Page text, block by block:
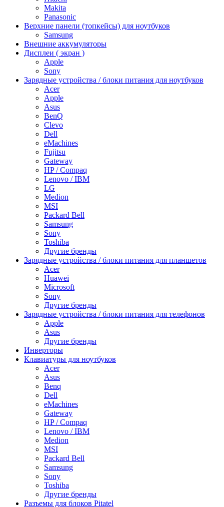
Makita
Panasonic
Верхние панели (топкейсы) для ноутбуков
Samsung
Внешние аккумуляторы
Дисплеи ( экран )
Apple
Sony
Зарядные устройства / блоки питания для ноутбуков
Acer
Apple
Asus
BenQ
Clevo
Dell
eMachines
Fujitsu
Gateway
HP / Compaq
Lenovo / IBM
LG
Medion
MSI
Packard Bell
Samsung
Sony
Toshiba
Другие бренды
Зарядные устройства / блоки питания для планшетов
Acer
Huawei
Microsoft
Sony
Другие бренды
Зарядные устройства / блоки питания для телефонов
Apple
Asus
Другие бренды
Инверторы
Клавиатуры для ноутбуков
Acer
Asus
Benq
Dell
eMachines
Gateway
HP / Compaq
Lenovo / IBM
Medion
MSI
Packard Bell
Samsung
Sony
Toshiba
Другие бренды
Разъемы для блоков Pitatel